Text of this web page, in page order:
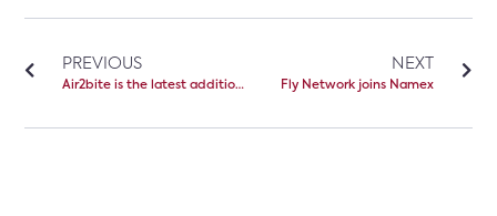
PREVIOUS
Air2bite is the latest addition at Namex
NEXT
Fly Network joins Namex